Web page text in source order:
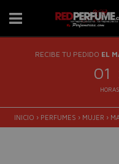
RECIBE TU PEDIDO EL
01
HORAS
INICIO › PERFUMES › MUJER ›